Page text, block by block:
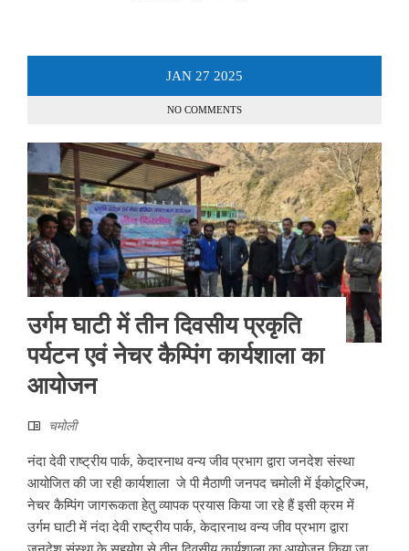
JAN 27 2025
NO COMMENTS
उर्गम घाटी में तीन दिवसीय प्रकृति
पर्यटन एवं नेचर कैम्पिंग कार्यशाला का
आयोजन
चमोली
नंदा देवी राष्ट्रीय पार्क, केदारनाथ वन्य जीव प्रभाग द्वारा जनदेश संस्था
आयोजित की जा रही कार्यशाला जे पी मैठाणी जनपद चमोली में ईकोटूरिज्म,
नेचर कैम्पिंग जागरूकता हेतु व्यापक प्रयास किया जा रहे हैं इसी क्रम में
उर्गम घाटी में नंदा देवी राष्ट्रीय पार्क, केदारनाथ वन्य जीव प्रभाग द्वारा